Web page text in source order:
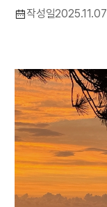
작성일2025.11.07